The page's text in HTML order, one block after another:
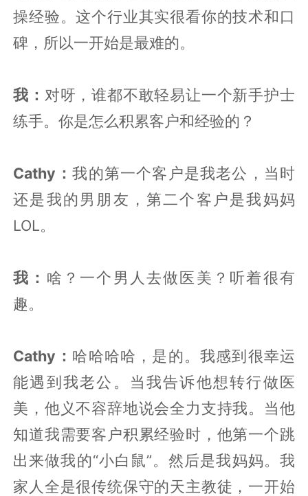
操经验。这个行业其实很看你的技术和口
碑，所以一开始是最难的。
我： 对呀，谁都不敢轻易让一个新手护士
练手。你是怎么积累客户和经验的？
Cathy：我的第一个客户是我老公，当时
还是我的男朋友，第二个客户是我妈妈
LOL。
我： 啥？一个男人去做医美？听着很有
趣。
Cathy： 哈哈哈哈，是的。我感到很幸运
能遇到我老公。当我告诉他想转行做医
美，他义不容辞地说会全力支持我。当他
知道我需要客户积累经验时，他第一个跳
出来做我的“小白鼠”。然后是我妈妈。我
家人全是很传统保守的天主教徒，一开始